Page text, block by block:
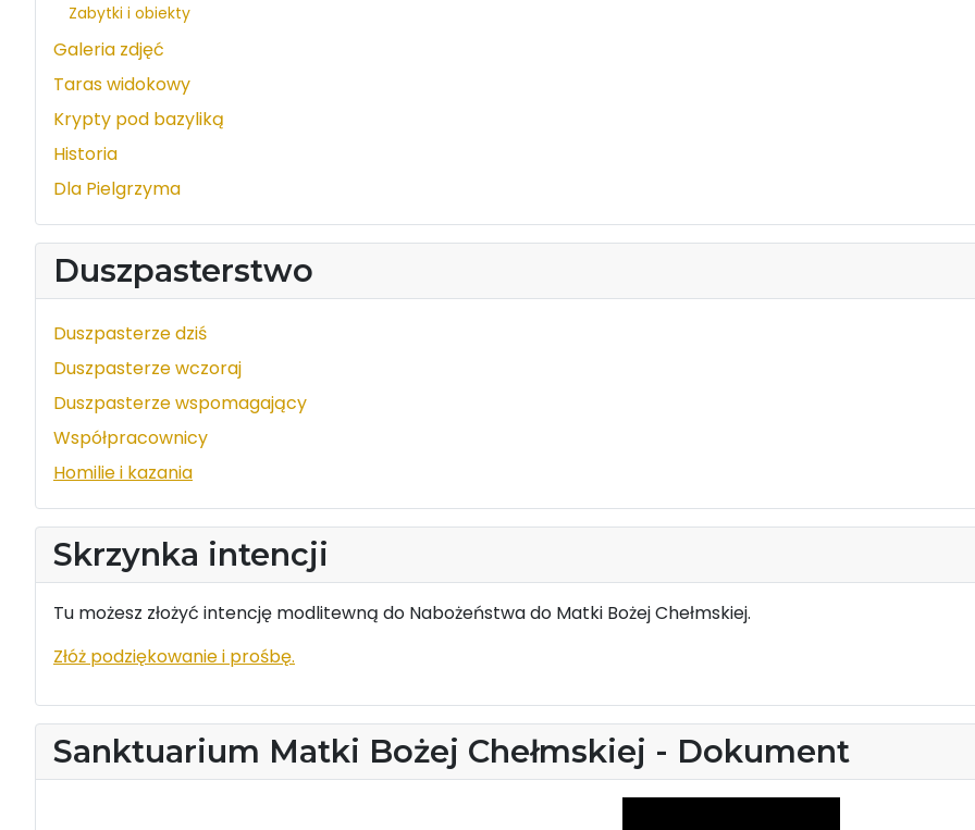
Zabytki i obiekty
Galeria zdjęć
Taras widokowy
Krypty pod bazyliką
Historia
Dla Pielgrzyma
Duszpasterstwo
Duszpasterze dziś
Duszpasterze wczoraj
Duszpasterze wspomagający
Współpracownicy
Homilie i kazania
Skrzynka intencji
Tu możesz złożyć intencję modlitewną do Nabożeństwa do Matki Bożej Chełmskiej.
Złóż podziękowanie i prośbę.
Sanktuarium Matki Bożej Chełmskiej - Dokument